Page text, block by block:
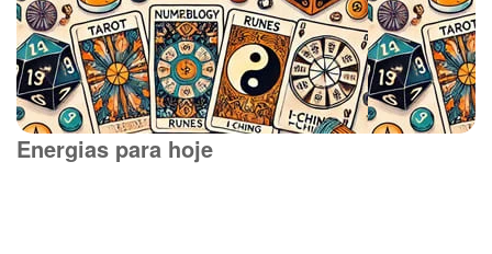
Energias para hoje